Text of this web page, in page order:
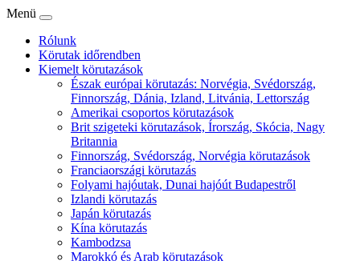
Menü
Rólunk
Körutak időrendben
Kiemelt körutazások
Észak európai körutazás: Norvégia, Svédország,
Finnország, Dánia, Izland, Litvánia, Lettország
Amerikai csoportos körutazások
Brit szigeteki körutazások, Írország, Skócia, Nagy
Britannia
Finnország, Svédország, Norvégia körutazások
Franciaországi körutazás
Folyami hajóutak, Dunai hajóút Budapestről
Izlandi körutazás
Japán körutazás
Kína körutazás
Kambodzsa
Marokkó és Arab körutazások